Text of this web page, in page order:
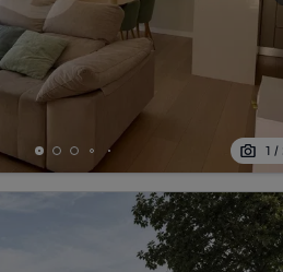
1 /